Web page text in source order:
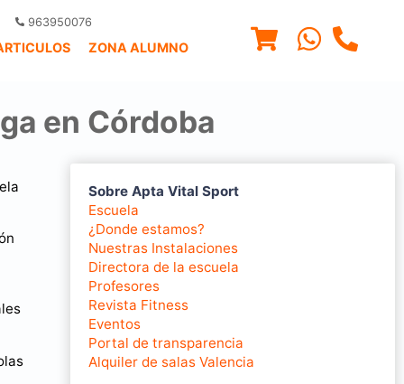
963950076
ZONA ALUMNO
en Córdoba
Sobre Apta Vital Sport
Escuela
¿Donde estamos?
Nuestras Instalaciones
Directora de la escuela
Profesores
Revista Fitness
Eventos
Portal de transparencia
Alquiler de salas Valencia